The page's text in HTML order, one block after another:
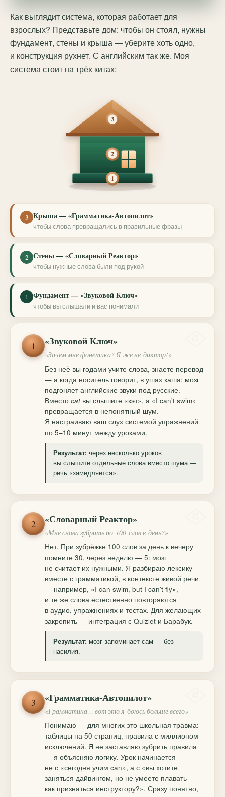
Как выглядит система, которая работает для
взрослых? Представьте дом: чтобы он стоял, нужны
фундамент, стены и крыша — уберите хоть одно,
и конструкция рухнет. С английским так же. Моя
система стоит на трёх китах:
3
2
1
3 Крыша — «Грамматика-Автопилот»
чтобы слова превращались в правильные фразы
2 Стены — «Словарный Реактор»
чтобы нужные слова были под рукой
1 Фундамент — «Звуковой Ключ»
чтобы вы слышали и вас понимали
1 «Звуковой Ключ»
«Зачем мне фонетика? Я же не диктор!»
Без неё вы годами учите слова, знаете перевод
— а когда носитель говорит, в ушах каша: мозг
подгоняет английские звуки под русские.
Вместо catвы слышите «кэт», а «I can't swim»
превращается в непонятный шум.
Я настраиваю ваш слух системой упражнений
по 5–10 минут между уроками.
Результат: через несколько уроков
вы слышите отдельные слова вместо шума —
речь «замедляется».
2 «Словарный Реактор»
«Мне снова зубрить по 100 слов в день?»
Нет. При зубрёжке 100 слов за день к вечеру
помните 30, через неделю — 5: мозг
не считает их нужными. Я разбираю лексику
вместе с грамматикой, в контексте живой речи
— например, «I can swim, but I can't fly», —
и те же слова естественно повторяются
в аудио, упражнениях и тестах. Для желающих
закрепить — интеграция с Quizlet и Барабук.
Результат: мозг запоминает сам — без
насилия.
3 «Грамматика-Автопилот»
«Грамматика… вот это я боюсь больше всего»
Понимаю — для многих это школьная травма:
таблицы на 50 страниц, правила с миллионом
исключений. Я не заставляю зубрить правила
— я объясняю логику. Урок начинается
не с «сегодня учим can», а с «вы хотите
заняться дайвингом, но не умеете плавать —
как признаться инструктору?». Сразу понятно,